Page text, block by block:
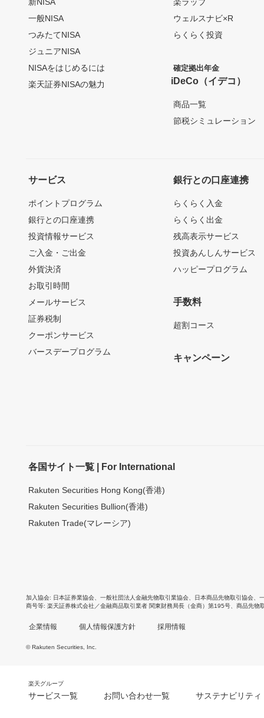
一般NISA
つみたてNISA
ジュニアNISA
NISAをはじめるには
楽天証券NISAの魅力
ウェルスナビ×R
らくらく投資
確定拠出年金
iDeCo（イデコ）
商品一覧
節税シミュレーション
サービス
ポイントプログラム
銀行との口座連携
投資情報サービス
ご入金・ご出金
外貨決済
お取引時間
メールサービス
証券税制
クーポンサービス
バースデープログラム
銀行との口座連携
らくらく入金
らくらく出金
残高表示サービス
投資あんしんサービス
ハッピープログラム
手数料
超割コース
キャンペーン
各国サイト一覧 | For International
Rakuten Securities Hong Kong(香港)
Rakuten Securities Bullion(香港)
Rakuten Trade(マレーシア)
加入協会 日本証券業協会 一般社団法人金融先物取引業協会 日本商品先物取引協会
商号等 楽天証券株式会社／金融商品取引業者 関東財務局長（金商）第195号、商品先物
企業情報 個人情報保護方針 採用情報
© Rakuten Securities, Inc.
楽天グループ
サービス一覧 お問い合わせ一覧 サステナビリティ